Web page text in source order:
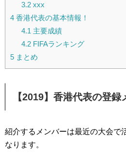
3.2xxx
4 香港代表の基本情報！
4.1 主要成績
4.2FIFAランキング
5 まとめ
【2019】香港代表の登
紹介するメンバーは最近の大会で
なります。